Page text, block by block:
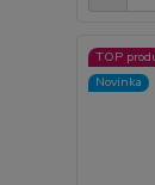
TOP
Novinka